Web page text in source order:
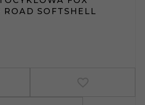
ROAD SOFTSHELL